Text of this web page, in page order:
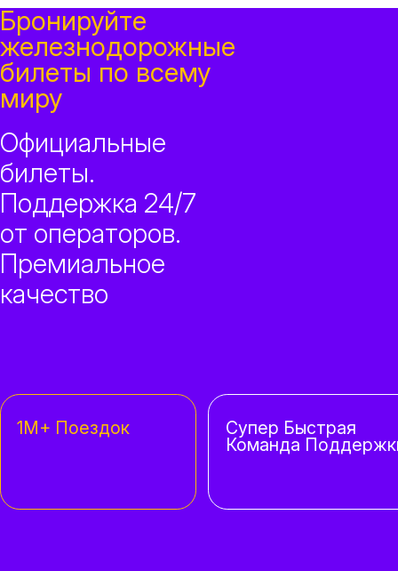
Бронируйте
железнодорожные
билеты по всему
миру
Официальные
билеты.
Поддержка 24/7
от операторов.
Премиальное
качество
1M+ Поездок Супер Быстрая
Команда